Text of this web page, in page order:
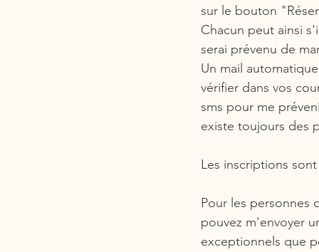
sur le bouton
Chacun peut ainsi
serai prévenu de
Un mail
vérifier dans vos
sms pour me
existe toujours des
Les inscriptions
Pour les personnes
pouvez m'envoyer
exceptionnels que